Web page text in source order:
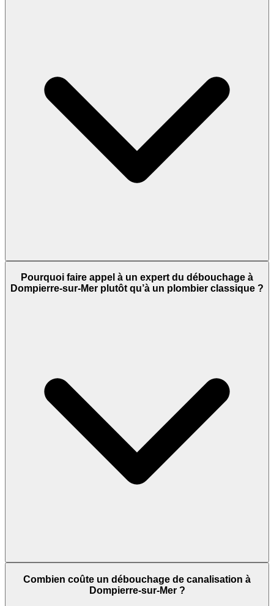
Pourquoi faire appel à un expert du débouchage à
Dompierre-sur-Mer plutôt qu’à un plombier classique ?
Combien coûte un débouchage de canalisation à
Dompierre-sur-Mer ?